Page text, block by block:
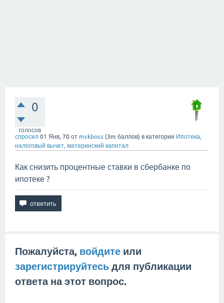
0
голосов
спросил 01 Янв, 70 от mskboss (3m баллов) в категории Ипотека,
налоговый вычет, материнский капитал
Как снизить процентные ставки в сбербанке по
ипотеке ?
Пожалуйста, войдите или
зарегистрируйтесь для публикации
ответа на этот вопрос.